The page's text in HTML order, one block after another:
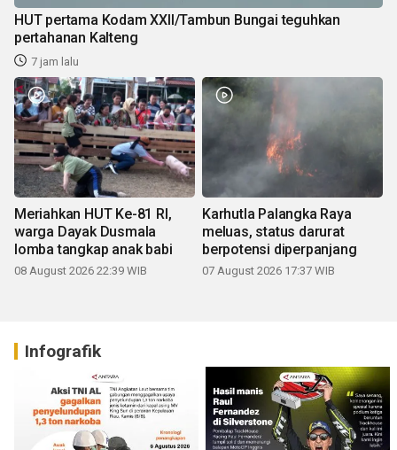
HUT pertama Kodam XXII/Tambun Bungai teguhkan
pertahanan Kalteng
7 jam lalu
Meriahkan HUT Ke-81 RI,
warga Dayak Dusmala
lomba tangkap anak babi
08 August 2026 22:39 WIB
Karhutla Palangka Raya
meluas, status darurat
berpotensi diperpanjang
07 August 2026 17:37 WIB
Infografik